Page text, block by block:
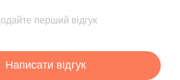
перший відгук
Написати відгук